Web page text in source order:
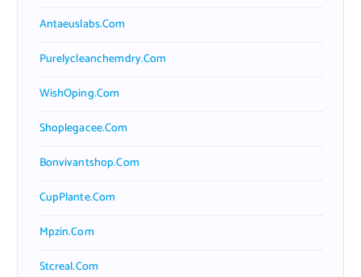
Antaeuslabs.com
Purelycleanchemdry.com
WishOping.com
Shoplegacee.com
Bonvivantshop.com
CupPlante.com
Mpzin.com
Stcreal.com